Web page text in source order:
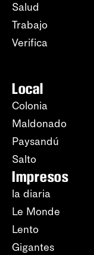
Salud
Trabajo
Verifica
Local
Colonia
Maldonado
Paysandú
Salto
Impresos
la diaria
Le Monde
Lento
Gigantes